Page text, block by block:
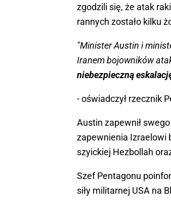
zgodzili się, że atak
rannych zostało kilku
"Minister Austin i
Iranem bojowników
niebezpieczną
- oświadczył rzecznik
Austin zapewnił
zapewnienia Izraelowi
szyickiej Hezbollah
Szef Pentagonu
siły militarnej USA na